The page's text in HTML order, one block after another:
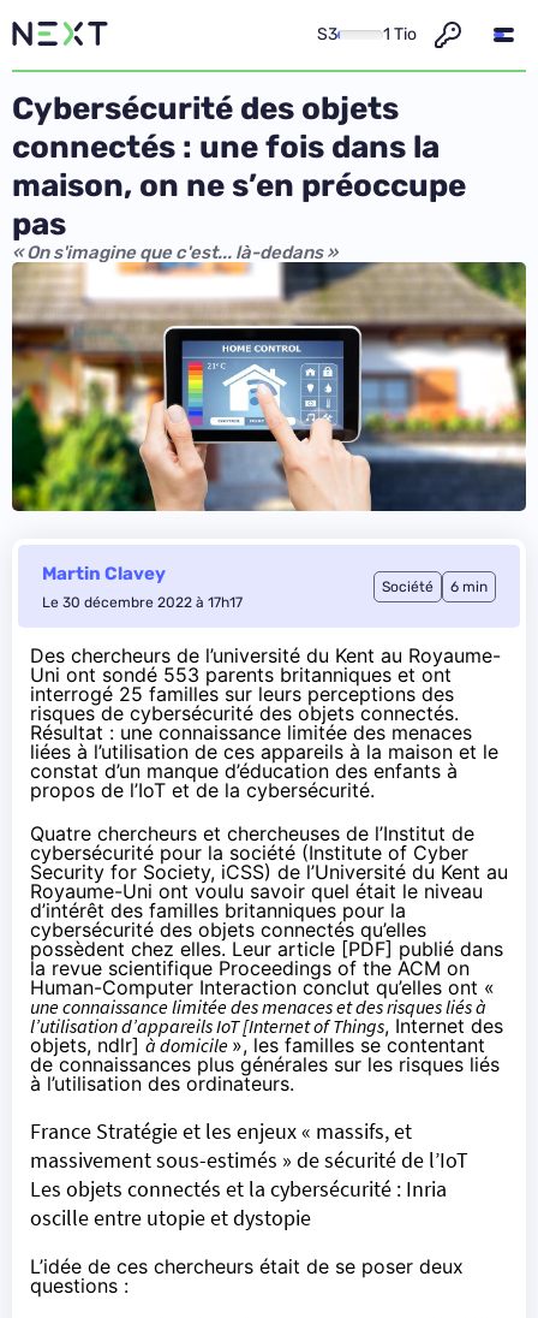
S3 1 Tio
Cybersécurité des objets
connectés : une fois dans la
maison, on ne s’en préoccupe
pas
« On s'imagine que c'est... là-dedans »
Martin Clavey
Le 30 décembre 2022 à 17h17
Société 6 min
Des chercheurs de l’université du Kent au Royaume-
Uni ont sondé 553 parents britanniques et ont
interrogé 25 familles sur leurs perceptions des
risques de cybersécurité des objets connectés.
Résultat : une connaissance limitée des menaces
liées à l’utilisation de ces appareils à la maison et le
constat d’un manque d’éducation des enfants à
propos de l’IoT et de la cybersécurité.
Quatre chercheurs et chercheuses de l’Institut de
cybersécurité pour la société (Institute of Cyber
Security for Society, iCSS) de l’Université du Kent au
Royaume-Uni ont voulu savoir quel était le niveau
d’intérêt des familles britanniques pour la
cybersécurité des objets connectés qu’elles
possèdent chez elles. Leur article [PDF] publié dans
la revue scientifique Proceedings of the ACM on
Human-Computer Interaction conclut qu’elles ont «
une connaissance limitée des menaces et des risques liés à
l’utilisation d’appareils IoT [Internet of Things, Internet des
objets, ndlr] à domicile », les familles se contentant
de connaissances plus générales sur les risques liés
à l’utilisation des ordinateurs.
France Stratégie et les enjeux « massifs, et
massivement sous-estimés » de sécurité de l’IoT
Les objets connectés et la cybersécurité : Inria
oscille entre utopie et dystopie
L’idée de ces chercheurs était de se poser deux
questions :